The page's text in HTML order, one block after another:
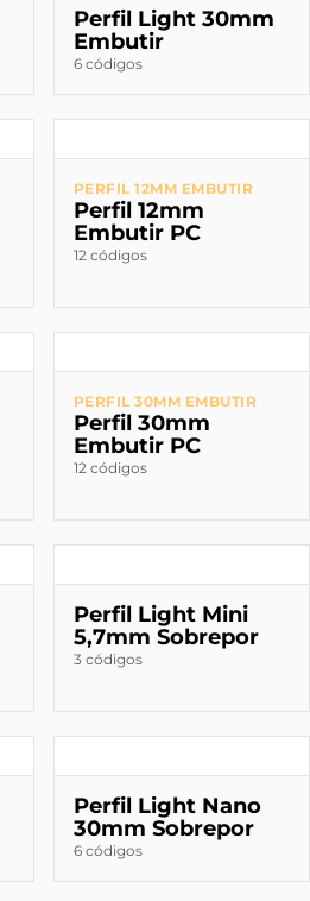
Perfil Light 30mm
Embutir
6 códigos
PERFIL 12MM EMBUTIR
Perfil 12mm
Embutir PC
12 códigos
PERFIL 30MM EMBUTIR
Perfil 30mm
Embutir PC
12 códigos
Perfil Light Mini
5,7mm Sobrepor
3 códigos
Perfil Light Nano
30mm Sobrepor
6 códigos